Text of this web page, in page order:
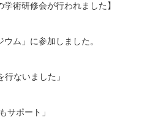
術研修会が行われました】
ム」に参加しました。
ないました」
サポート」